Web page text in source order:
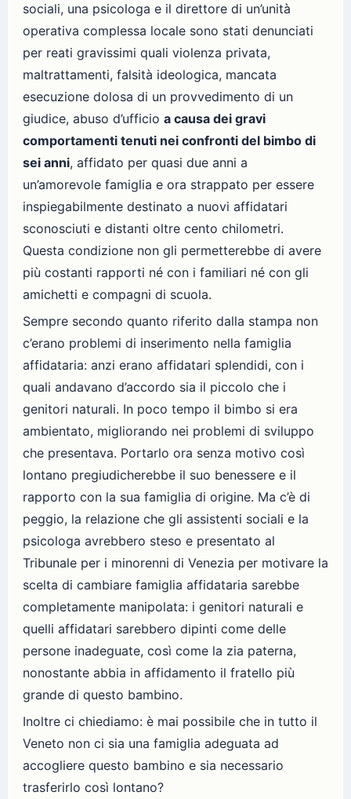
sociali, una psicologa e il direttore di un’unità
operativa complessa locale sono stati denunciati
per reati gravissimi quali violenza privata,
maltrattamenti, falsità ideologica, mancata
esecuzione dolosa di un provvedimento di un
giudice, abuso d’ufficio a causa dei gravi
comportamenti tenuti nei confronti del bimbo di
sei anni, affidato per quasi due anni a
un’amorevole famiglia e ora strappato per essere
inspiegabilmente destinato a nuovi affidatari
sconosciuti e distanti oltre cento chilometri.
Questa condizione non gli permetterebbe di avere
più costanti rapporti né con i familiari né con gli
amichetti e compagni di scuola.
Sempre secondo quanto riferito dalla stampa non
c’erano problemi di inserimento nella famiglia
affidataria: anzi erano affidatari splendidi, con i
quali andavano d’accordo sia il piccolo che i
genitori naturali. In poco tempo il bimbo si era
ambientato, migliorando nei problemi di sviluppo
che presentava. Portarlo ora senza motivo così
lontano pregiudicherebbe il suo benessere e il
rapporto con la sua famiglia di origine. Ma c’è di
peggio, la relazione che gli assistenti sociali e la
psicologa avrebbero steso e presentato al
Tribunale per i minorenni di Venezia per motivare la
scelta di cambiare famiglia affidataria sarebbe
completamente manipolata: i genitori naturali e
quelli affidatari sarebbero dipinti come delle
persone inadeguate, così come la zia paterna,
nonostante abbia in affidamento il fratello più
grande di questo bambino.
Inoltre ci chiediamo: è mai possibile che in tutto il
Veneto non ci sia una famiglia adeguata ad
accogliere questo bambino e sia necessario
trasferirlo così lontano?